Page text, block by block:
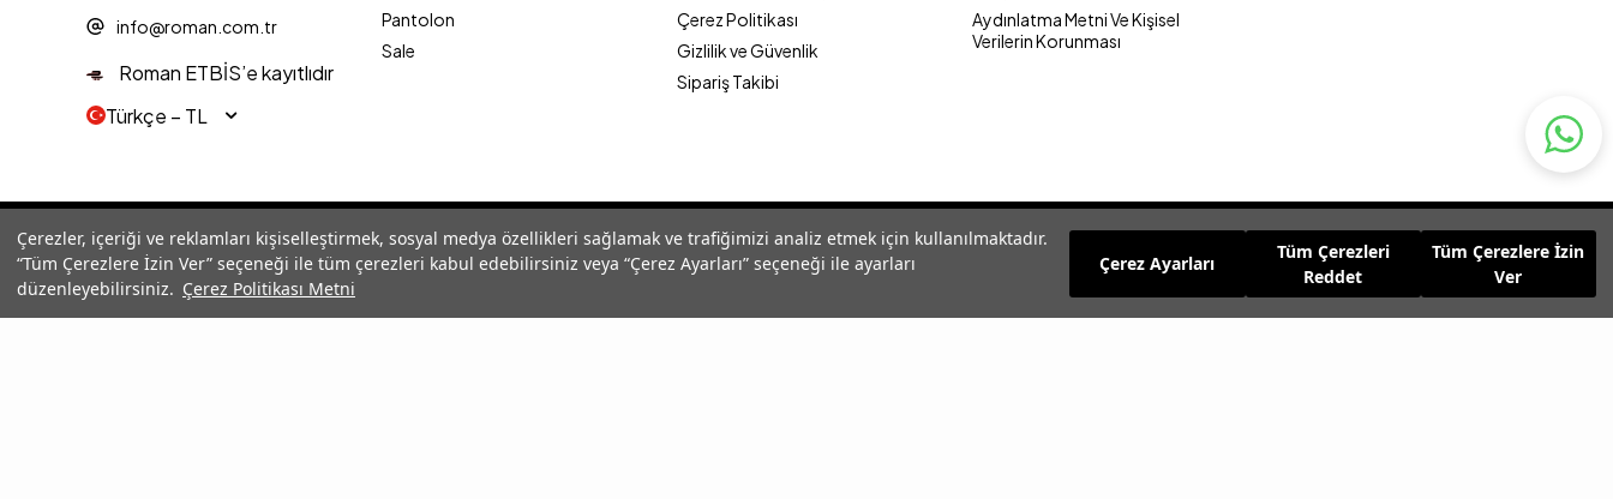
Çerezler, içeriği ve reklamları kişiselleştirmek, sosyal medya özellikleri sağlamak ve trafiğimizi analiz etmek için kullanılmaktadır.
“Tüm Çerezlere İzin Ver” seçeneği ile tüm çerezleri kabul edebilirsiniz veya “Çerez Ayarları” seçeneği ile ayarları
düzenleyebilirsiniz. Çerez Politikası Metni
Çerez Ayarları
Tüm Çerezleri
Reddet
Tüm Çerezlere İzin
Ver
info@roman.com.tr
Roman ETBİS’e kayıtlıdır
Türkçe − TL
Pantolon
Sale
Çerez Politikası
Gizlilik ve Güvenlik
Sipariş Takibi
Aydınlatma Metni Ve Kişisel
Verilerin Korunması
© 2025 Roman® Tüm Hakları Saklıdır, İzinsiz kullanılamaz